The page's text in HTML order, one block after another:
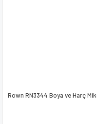
Rown RN3344 Boya ve Harç